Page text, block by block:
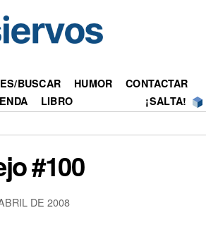
BUSCAR HUMOR
CONTACTAR
LIBRO ¡SALTA!
#100
DE 2008